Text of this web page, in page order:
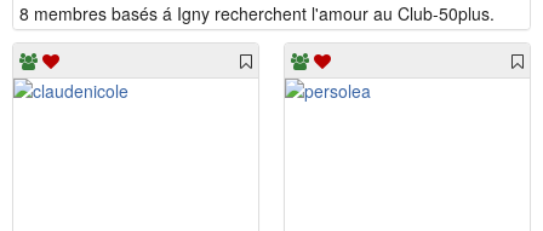
8 membres basés á Igny recherchent l'amour au Club-50plus.